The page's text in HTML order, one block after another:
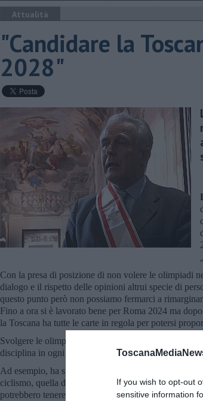
If you wish to opt-out
sensitive information
Attualità
"Candidare la
2028"
Con la presa di posizione di non volere le olimpiadi
dialogo e il rispetto delle opinioni altrui specie di
questo punto però non possiamo fermarci a
Fino a ora si è lavorato bene per Roma 2024 ma
la Toscana ha tutte le carte in regola per potersi
Svolgere le olimpiadi nel 2028, secondo Giani,
disciplina in ogni provincia della Toscana".
Ad esempio, ha spiegato il presidente del Consiglio
ciclismo, quella di
gli sport di mare,Siena
potrebbero tenere gli sport di combattimento, e aPisa